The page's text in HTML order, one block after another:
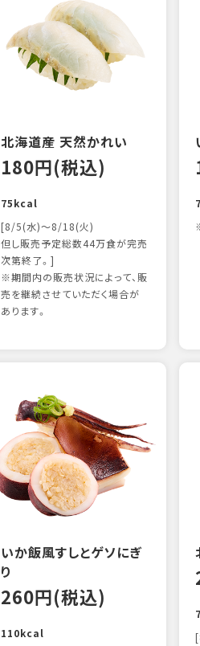
北海道産 天然かれい
180円(税込)
75kcal
[8/5(水)～8/18(火)
但し販売予定総数44万食が完売
次第終了。]
※期間内の販売状況によって、販
売を継続させていただく場合が
あります。
いか飯風すしとゲソにぎ
り
260円(税込)
110kcal